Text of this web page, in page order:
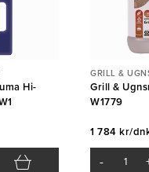
Hi-
GRILL &
Grill &
W1779
1 784 kr/
-